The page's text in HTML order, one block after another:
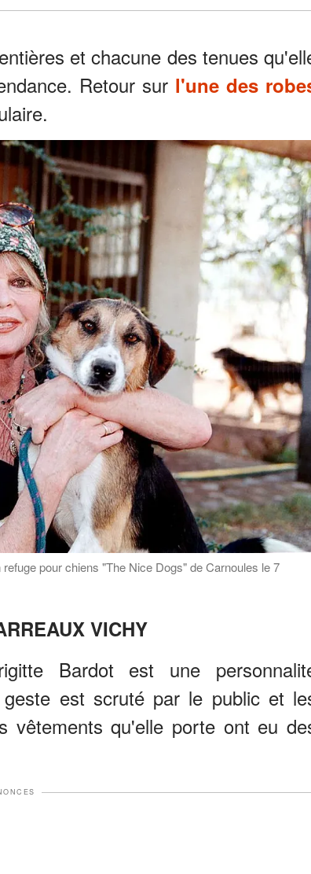
et chacune des tenues
Retour sur l'une des
pour chiens "The Nice Dogs" de Carnoules le 7
VICHY
Bardot est une
est scruté par le public et
vêtements qu'elle porte ont eu